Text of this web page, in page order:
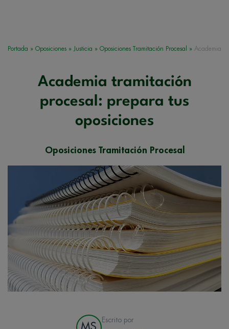
Portada » Oposiciones » Justicia » Oposiciones Tramitación Procesal » Academia
Academia tramitación
procesal: prepara tus
oposiciones
Oposiciones Tramitación Procesal
Escrito por